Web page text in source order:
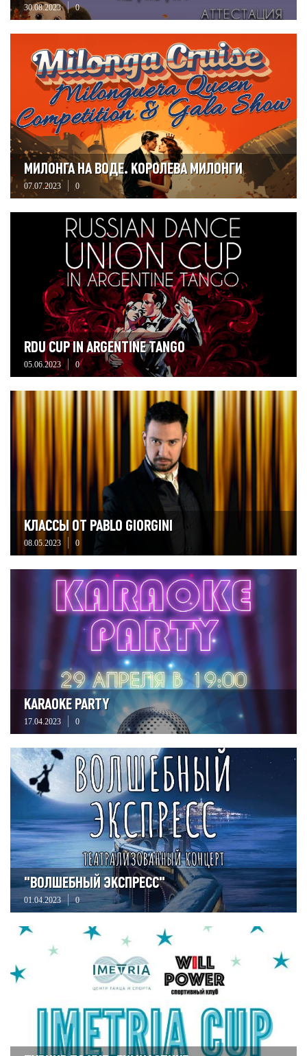
30.08.2023 0
МИЛОНГА НА ВОДЕ. КОРОЛЕВА МИЛОНГИ
07.07.2023 0
RDU CUP IN ARGENTINE TANGO
05.06.2023 0
КЛАССЫ ОТ PABLO GIORGINI
08.05.2023 0
KARAOKE PARTY
17.04.2023 0
"ВОЛШЕБНЫЙ ЭКСПРЕСС"
01.04.2023 0